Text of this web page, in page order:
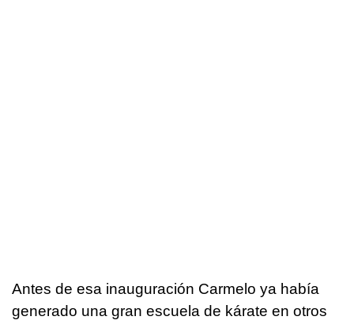
Antes de esa inauguración Carmelo ya había
generado una gran escuela de kárate en otros